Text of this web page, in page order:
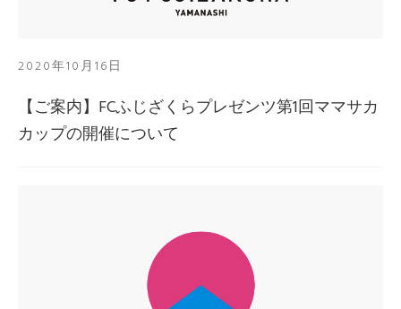
2020年10月16日
【ご案内】FCふじざくらプレゼンツ第1回ママサカ
カップの開催について